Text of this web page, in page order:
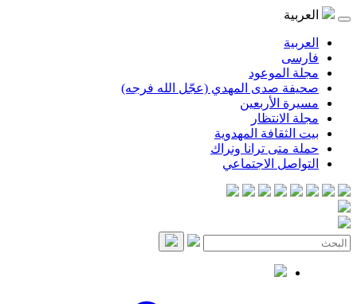
المهدي (عجّل الله فرجه)
المهدوية
ترانا ونراك
الاجتماعي